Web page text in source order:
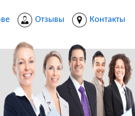
Отзывы Контакты